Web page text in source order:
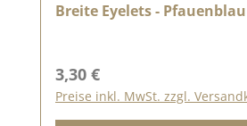
Breite Eyelets -
Regulärer Preis:
3,30 €
Preise inkl. MwSt. zzgl.